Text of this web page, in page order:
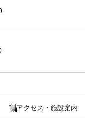
アクセス・施設案内